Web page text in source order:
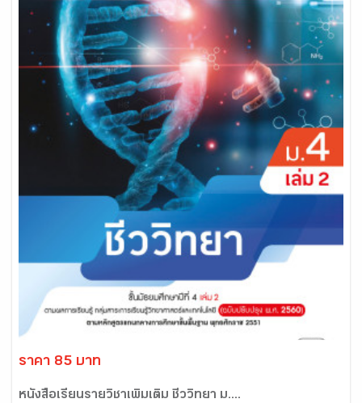
ราคา 85 บาท
หนังสือเรียนรายวิชาเพิ่มเติม ชีววิทยา ม....